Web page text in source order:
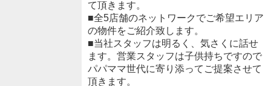
て頂きます。
■全5店舗のネットワークでご希望エリア
の物件をご紹介致します。
■当社スタッフは明るく、気さくに話せ
ます。営業スタッフは子供持ちですので
パパママ世代に寄り添ってご提案させて
頂きます。